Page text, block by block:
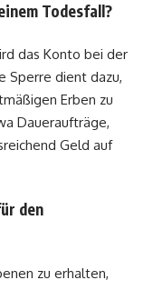
Todesfall?
das Konto bei der
Sperre dient dazu,
Erben zu
Daueraufträge,
Geld auf
den
zu erhalten,